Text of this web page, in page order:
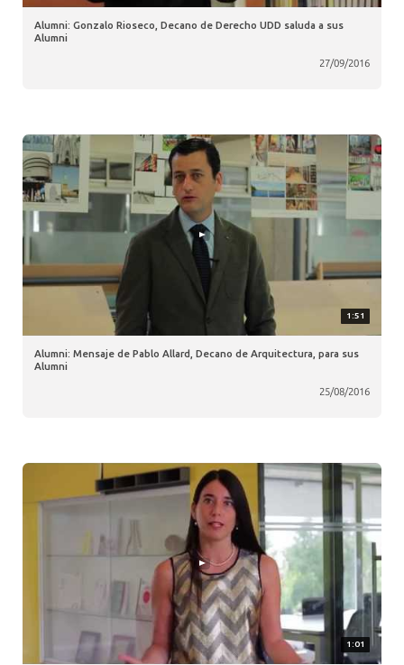
Alumni: Gonzalo Rioseco, Decano de Derecho UDD saluda a sus
Alumni
27/09/2016
1:51
Alumni: Mensaje de Pablo Allard, Decano de Arquitectura, para sus
Alumni
25/08/2016
1:01